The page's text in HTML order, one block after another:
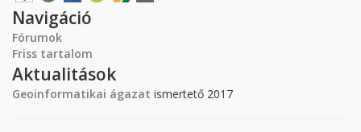
Navigáció
Fórumok
Friss tartalom
Aktualitások
Geoinformatikai ágazat ismertető 2017